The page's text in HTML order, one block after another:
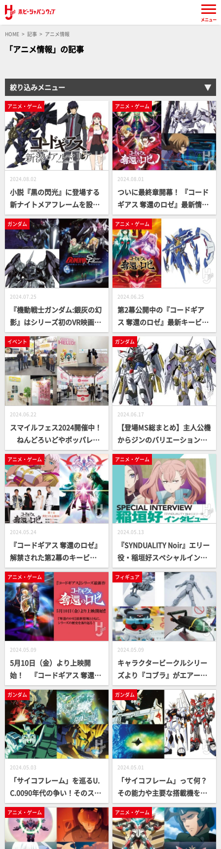
HOME 記事 アニメ情報
「アニメ情報」の記事
絞り込みメニュー
アニメ・ゲーム
2024.08.02
小説『黒の閃光』に登場する
新ナイトメアフレームを設定
画稿とともに紹介！【コード
ギアス 新潔のアルマリア】
アニメ・ゲーム
2024.08.01
ついに最終章開幕！ 『コード
ギアス 奪還のロゼ』最新情報
をキービジュアルとともにお
届け！
ガンダム
2024.07.25
『機動戦士ガンダム:銀灰の幻
影』はシリーズ初のVR映画作
品！あらすじや登場MS、キャ
ラクターなど気になる最新情
報を紹介！
アニメ・ゲーム
2024.06.25
第2幕公開中の『コードギア
ス 奪還のロゼ』最新キービジ
ュアルや主人公機「Zi-アルテ
ミス」情報をお届け！
イベント
2024.06.22
スマイルフェス2024開催中！
ねんどろいどやポッパレな
ど、新作フィギュアが目白押
しッ
ガンダム
2024.06.17
【登場MS総まとめ】主人公機
からジンのバリエーション機
までズラッと解説！月刊ホビ
ージャパン8月号は『機動戦
士ガンダムSEED FREEDOM』
特集！
アニメ・ゲーム
2024.05.24
『コードギアス 奪還のロゼ』
解禁された第2幕のキービジ
ュアルとともに最新情報をお
届け！
アニメ・ゲーム
2024.05.13
『SYNDUALITY Noir』エリー
役・稲垣好スペシャルインタ
ビュー！ 最終回を迎えた今だ
からこそ語る作品への熱い想
い
アニメ・ゲーム
2024.05.09
5月10日（金）より上映開
始！ 『コードギアス 奪還の
ロゼ』第1幕最新情報ととも
に、シリーズの歴史を振り返
る！
フィギュア
2024.05.09
キャラクタービークルシリー
ズより『コブラ』がエアーバ
イクとともに原型を公開！
『キャシャーン』『ヤッター
マン』などタツノコプロとコ
ラボした「PANGDA」シリー
ズも展開【第62回 静岡ホビー
ショー エスワンフォー】
ガンダム
2024.05.03
「サイコフレーム」を巡るU.
C.0090年代の争い！そのスト
ーリーを時系列で解説！
ガンダム
2024.05.01
「サイコフレーム」って何？
その能力や主要な搭載機を徹
底解説！【ガンダム】
アニメ・ゲーム アニメ・ゲーム
メニュー